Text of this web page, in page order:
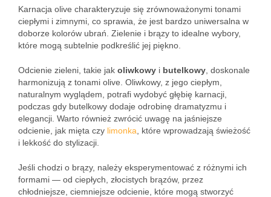
Karnacja olive charakteryzuje się zrównoważonymi tonami
ciepłymi i zimnymi, co sprawia, że jest bardzo uniwersalna w
doborze kolorów ubrań. Zielenie i brązy to idealne wybory,
które mogą subtelnie podkreślić jej piękno.
Odcienie zieleni, takie jak oliwkowy i butelkowy , doskonale
harmonizują z tonami olive. Oliwkowy, z jego ciepłym,
naturalnym wyglądem, potrafi wydobyć głębię karnacji,
podczas gdy butelkowy dodaje odrobinę dramatyzmu i
elegancji. Warto również zwrócić uwagę na jaśniejsze
odcienie, jak mięta czy limonka , które wprowadzają świeżość
i lekkość do stylizacji.
Jeśli chodzi o brązy, należy eksperymentować z różnymi ich
formami — od ciepłych, złocistych brązów, przez
chłodniejsze, ciemniejsze odcienie, które mogą stworzyć